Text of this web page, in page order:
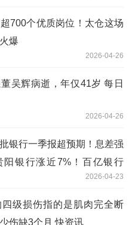
700个优质岗位！太仓这场
爆
2026-04-26
吴辉病逝，年仅41岁 每日
2026-04-26
银行一季报超预期！息差强
阳银行涨近7%！百亿银行
上涨，基金经理解读来了
2026-04-23
级损伤指的是肌肉完全断
伤缺3个月 快资讯